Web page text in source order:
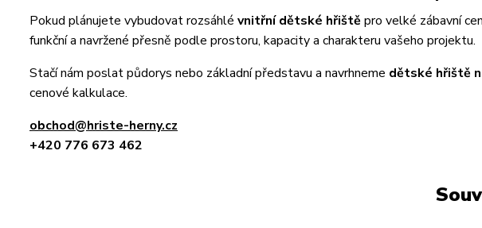
Pokud plánujete vybudovat rozsáhlé vnitřní dětské hřiště pro velké zábavní
funkční a navržené přesně podle prostoru, kapacity a charakteru vašeho projektu.
Stačí nám poslat půdorys nebo základní představu a navrhneme dětské hřiště
cenové kalkulace.
obchod@hriste-herny.cz
+420 776 673 462